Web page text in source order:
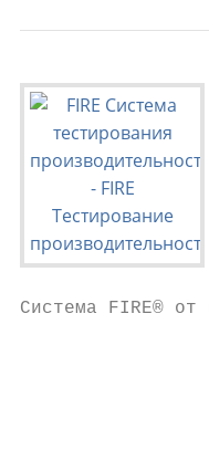
Система FIRE® от